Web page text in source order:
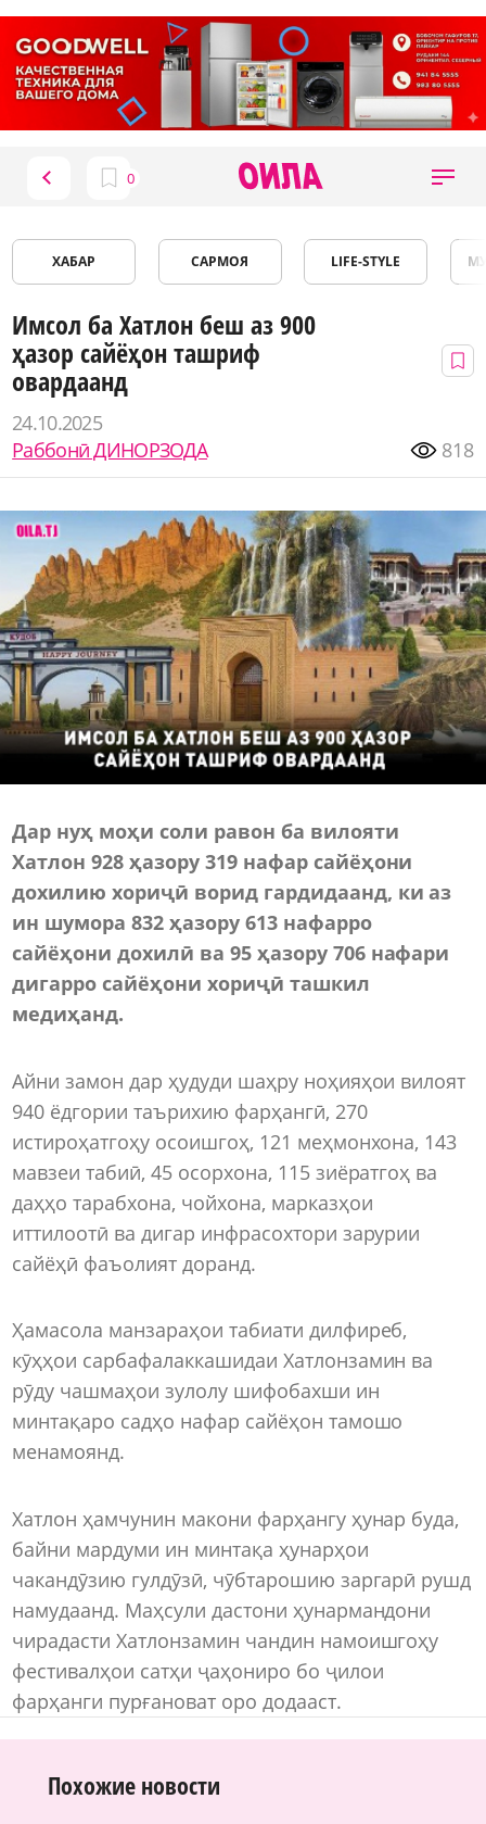
ХАБАР САРМОЯ LIFE-STYLE
Имсол ба Хатлон беш аз 900
ҳазор сайёҳон ташриф
овардаанд
24.10.2025
Раббонӣ ДИНОРЗОДА
818
Дар нуҳ моҳи соли равон ба вилояти
Хатлон 928 ҳазору 319 нафар сайёҳони
дохилию хориҷӣ ворид гардидаанд, ки аз
ин шумора 832 ҳазору 613 нафарро
сайёҳони дохилӣ ва 95 ҳазору 706 нафари
дигарро сайёҳони хориҷӣ ташкил
медиҳанд.
Айни замон дар ҳудуди шаҳру ноҳияҳои вилоят
940 ёдгории таърихию фарҳангӣ, 270
истироҳатгоҳу осоишгоҳ, 121 меҳмонхона, 143
мавзеи табиӣ, 45 осорхона, 115 зиёратгоҳ ва
даҳҳо тарабхона, чойхона, марказҳои
иттилоотӣ ва дигар инфрасохтори зарурии
сайёҳӣ фаъолият доранд.
Ҳамасола манзараҳои табиати дилфиреб,
кӯҳҳои сарбафалаккашидаи Хатлонзамин ва
рӯду чашмаҳои зулолу шифобахши ин
минтақаро садҳо нафар сайёҳон тамошо
менамоянд.
Хатлон ҳамчунин макони фарҳангу ҳунар буда,
байни мардуми ин минтақа ҳунарҳои
чакандӯзию гулдӯзӣ, чӯбтарошию заргарӣ рушд
намудаанд. Маҳсули дастони ҳунармандони
чирадасти Хатлонзамин чандин намоишгоҳу
фестивалҳои сатҳи ҷаҳониро бо ҷилои
фарҳанги пурғановат оро додааст.
Похожие новости